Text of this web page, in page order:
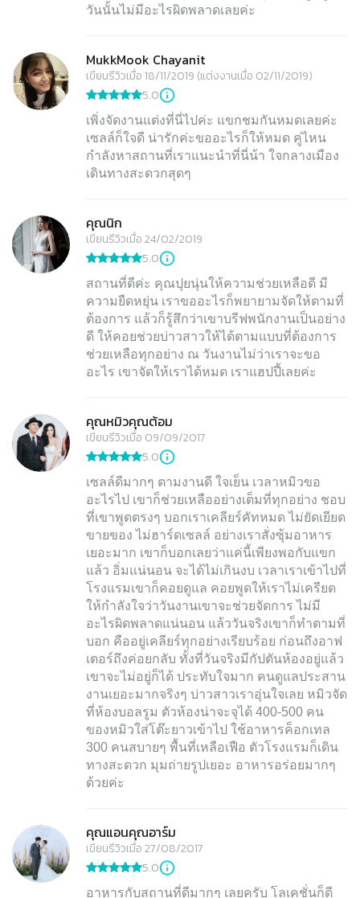
วันนั้นไม่มีอะไรผิดพลาดเลยค่ะ
MukkMook Chayanit
เขียนรีวิวเมื่อ 18/11/2019 (แต่งงานเมื่อ 02/11/2019)
5.0
เพิ่งจัดงานแต่งที่นี่ไปค่ะ แขกชมกันหมดเลยค่ะ
เซลล์ก็ใจดี น่ารักค่ะขออะไรก็ให้หมด คู่ไหน
กำลังหาสถานที่เราแนะนำที่นี่น้า ใจกลางเมือง
เดินทางสะดวกสุดๆ
คุณนิก
เขียนรีวิวเมื่อ 24/02/2019
5.0
สถานที่ดีค่ะ คุณปุยนุ่นให้ความช่วยเหลือดี มี
ความยืดหยุ่น เราขออะไรก็พยายามจัดให้ตามที่
ต้องการ แล้วก็รู้สึกว่าเขาบรีฟพนักงานเป็นอย่าง
ดี ให้คอยช่วยบ่าวสาวให้ได้ตามแบบที่ต้องการ
ช่วยเหลือทุกอย่าง ณ วันงานไม่ว่าเราจะขอ
อะไร เขาจัดให้เราได้หมด เราแฮปปี้เลยค่ะ
คุณหมิวคุณต้อม
เขียนรีวิวเมื่อ 09/09/2017
5.0
เซลล์ดีมากๆ ตามงานดี ใจเย็น เวลาหมิวขอ
อะไรไป เขาก็ช่วยเหลืออย่างเต็มที่ทุกอย่าง ชอบ
ที่เขาพูดตรงๆ บอกเราเคลียร์คัทหมด ไม่ยัดเยียด
ขายของ ไม่ฮาร์ดเซลล์ อย่างเราสั่งซุ้มอาหาร
เยอะมาก เขาก็บอกเลยว่าแค่นี้เพียงพอกับแขก
แล้ว อิ่มแน่นอน จะได้ไม่เกินงบ เวลาเราเข้าไปที่
โรงแรมเขาก็คอยดูแล คอยพูดให้เราไม่เครียด
ให้กำลังใจว่าวันงานเขาจะช่วยจัดการ ไม่มี
อะไรผิดพลาดแน่นอน แล้ววันจริงเขาก็ทำตามที่
บอก คืออยู่เคลียร์ทุกอย่างเรียบร้อย ก่อนถึงอาฟ
เตอร์ถึงค่อยกลับ ทั้งที่วันจริงมีกัปตันห้องอยู่แล้ว
เขาจะไม่อยู่ก็ได้ ประทับใจมาก คนดูแลประสาน
งานเยอะมากจริงๆ บ่าวสาวเราอุ่นใจเลย หมิวจัด
ที่ห้องบอลรูม ตัวห้องน่าจะจุได้ 400-500 คน
ของหมิวใส่โต๊ะยาวเข้าไป ใช้อาหารค็อกเทล
300 คนสบายๆ พื้นที่เหลือเฟือ ตัวโรงแรมก็เดิน
ทางสะดวก มุมถ่ายรูปเยอะ อาหารอร่อยมากๆ
ด้วยค่ะ
คุณแอนคุณอาร์ม
เขียนรีวิวเมื่อ 27/08/2017
5.0
อาหารกับสถานที่ดีมากๆ เลยครับ โลเคชั่นก็ดี